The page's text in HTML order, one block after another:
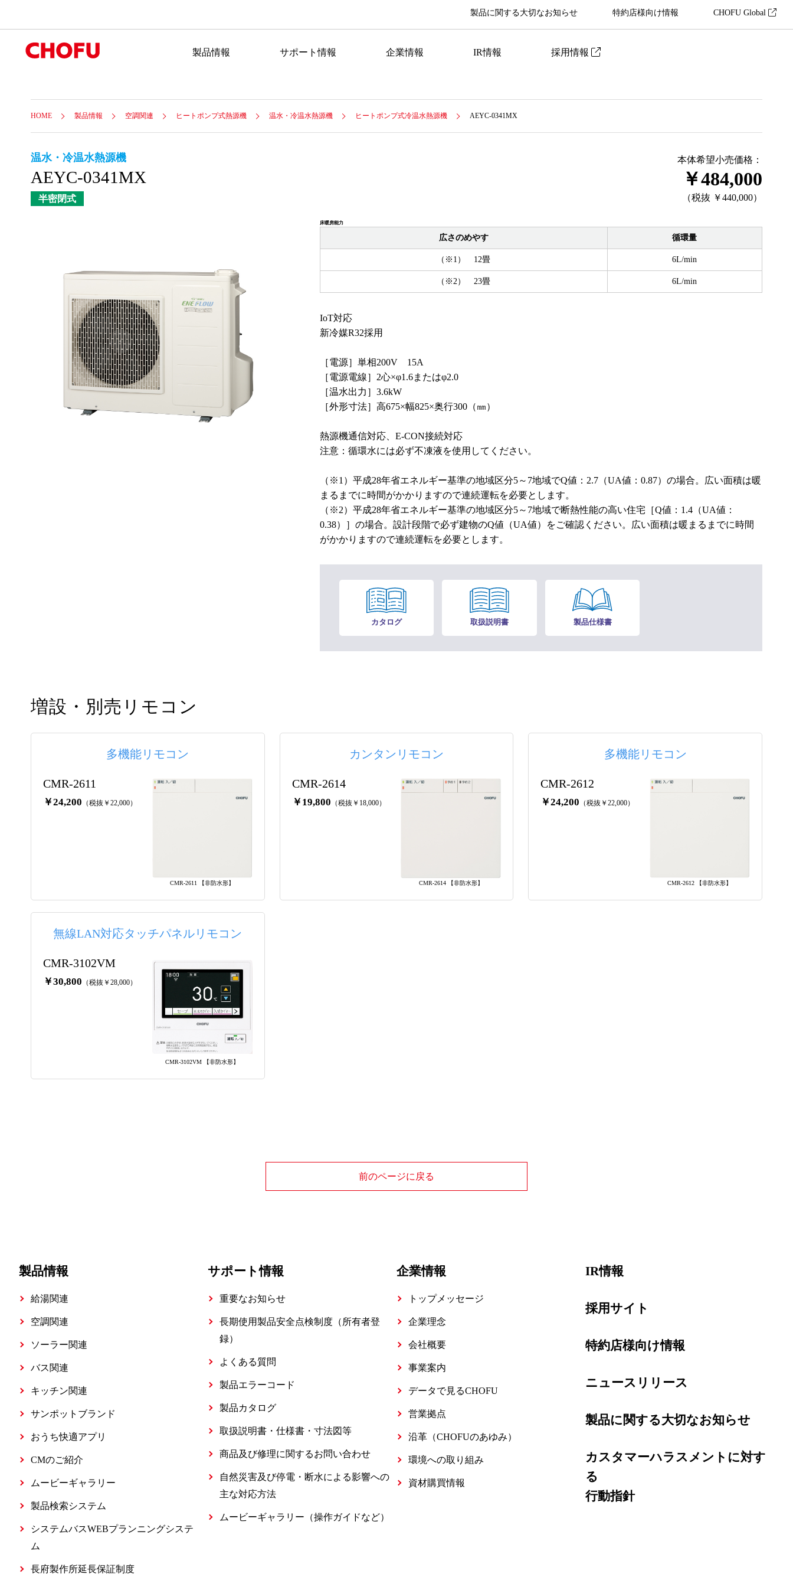
製品に関する大切なお知らせ 特約店様向け情報 CHOFU Global
製品情報 サポート情報 企業情報 IR情報 採用情報
HOME 製品情報 空調関連 ヒートポンプ式熱源機 温水・冷温水熱源機 ヒートポンプ式冷温水熱源機 AEYC-0341MX
温水・冷温水熱源機
AEYC-0341MX
本体希望小売価格：
￥484,000
（税抜 ￥440,000）
床暖房能力
広さのめやす 循環量
（※1） 12畳 6L/min
（※2） 23畳 6L/min
IoT対応
新冷媒R32採用
［電源］単相200V 15A
［電源電線］2心×φ1.6またはφ2.0
［温水出力］3.6kW
［外形寸法］高675×幅825×奥行300（㎜）
熱源機通信対応、E-CON接続対応
注意：循環水には必ず不凍液を使用してください。
（※1）平成28年省エネルギー基準の地域区分5～7地域でQ値：2.7（UA値：0.87）の場合。広い面積は暖
まるまでに時間がかかりますので連続運転を必要とします。
（※2）平成28年省エネルギー基準の地域区分5～7地域で断熱性能の高い住宅［Q値：1.4（UA値：
0.38）］の場合。設計段階で必ず建物のQ値（UA値）をご確認ください。広い面積は暖まるまでに時間
がかかりますので連続運転を必要とします。
カタログ 取扱説明書 製品仕様書
増設・別売リモコン
多機能リモコン
CMR-2611
￥24,200 （税抜￥22,000）
CMR-2611 【非防水形】
カンタンリモコン
CMR-2614
￥19,800 （税抜￥18,000）
CMR-2614 【非防水形】
多機能リモコン
CMR-2612
￥24,200 （税抜￥22,000）
CMR-2612 【非防水形】
無線LAN対応タッチパネルリモコン
CMR-3102VM
￥30,800 （税抜￥28,000）
CMR-3102VM 【非防水形】
前のページに戻る
製品情報
給湯関連
空調関連
ソーラー関連
バス関連
キッチン関連
サンポットブランド
おうち快適アプリ
CMのご紹介
ムービーギャラリー
製品検索システム
システムバスWEBプランニングシステ
ム
長府製作所延長保証制度
サポート情報
重要なお知らせ
長期使用製品安全点検制度（所有者登
録）
よくある質問
製品エラーコード
製品カタログ
取扱説明書・仕様書・寸法図等
商品及び修理に関するお問い合わせ
自然災害及び停電・断水による影響への
主な対応方法
ムービーギャラリー（操作ガイドなど）
企業情報
トップメッセージ
企業理念
会社概要
事業案内
データで見るCHOFU
営業拠点
沿革（CHOFUのあゆみ）
環境への取り組み
資材購買情報
IR情報
採用サイト
特約店様向け情報
ニュースリリース
製品に関する大切なお知らせ
カスタマーハラスメントに対す
る
行動指針